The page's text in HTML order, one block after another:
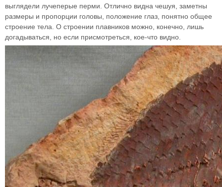
выглядели лучеперые перми. Отлично видна чешуя, заметны
размеры и пропорции головы, положение глаз, понятно общее
строение тела. О строении плавников можно, конечно, лишь
догадываться, но если присмотреться, кое-что видно.